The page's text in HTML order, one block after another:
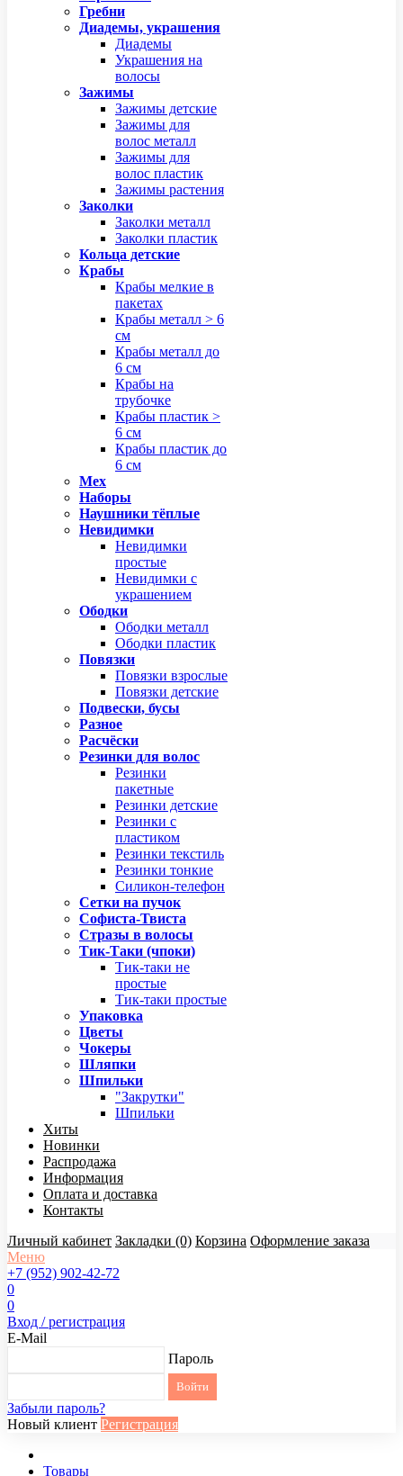
Гребни
Диадемы, украшения
Диадемы
Украшения на
волосы
Зажимы
Зажимы детские
Зажимы для
волос металл
Зажимы для
волос пластик
Зажимы растения
Заколки
Заколки металл
Заколки пластик
Кольца детские
Крабы
Крабы мелкие в
пакетах
Крабы металл > 6
см
Крабы металл до
6 см
Крабы на
трубочке
Крабы пластик >
6 см
Крабы пластик до
6 см
Мех
Наборы
Наушники тёплые
Невидимки
Невидимки
простые
Невидимки с
украшением
Ободки
Ободки металл
Ободки пластик
Повязки
Повязки взрослые
Повязки детские
Подвески, бусы
Разное
Расчёски
Резинки для волос
Резинки
пакетные
Резинки детские
Резинки с
пластиком
Резинки текстиль
Резинки тонкие
Силикон-телефон
Сетки на пучок
Софиста-Твиста
Стразы в волосы
Тик-Таки (чпоки)
Тик-таки не
простые
Тик-таки простые
Упаковка
Цветы
Чокеры
Шляпки
Шпильки
"Закрутки"
Шпильки
Хиты
Новинки
Распродажа
Информация
Оплата и доставка
Контакты
Личный кабинет Закладки (0) Корзина Оформление заказа
Меню
+7 (952) 902-42-72
0
0
Вход / регистрация
E-Mail
Пароль
Забыли пароль?
Новый клиент Регистрация
Товары